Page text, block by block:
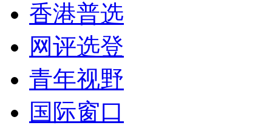
香港普选
网评选登
青年视野
国际窗口